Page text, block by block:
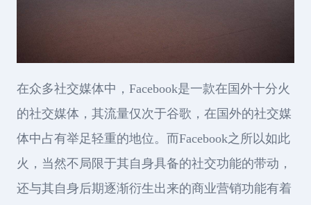
在众多社交媒体中，Facebook是一款在国外十分火
的社交媒体，其流量仅次于谷歌，在国外的社交媒
体中占有举足轻重的地位。而Facebook之所以如此
火，当然不局限于其自身具备的社交功能的带动，
还与其自身后期逐渐衍生出来的商业营销功能有着